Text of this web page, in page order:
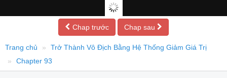
Chap trước Chap sau
Trang chủ
Trở Thành Vô Địch Bằng Hệ Thống Giảm Giá Trị
Chapter 93